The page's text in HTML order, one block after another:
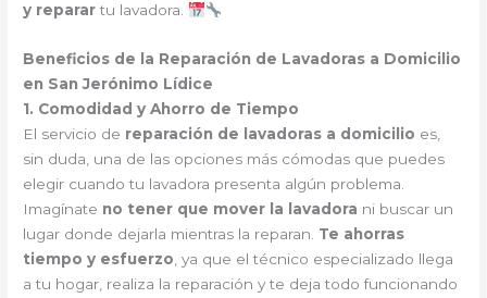
y reparartu lavadora.
Beneficios de la Reparación de Lavadoras a Domicilio
en San Jerónimo Lídice
1. Comodidad y Ahorro de Tiempo
El servicio de reparación de lavadoras a domicilio es,
sin duda, una de las opciones más cómodas que puedes
elegir cuando tu lavadora presenta algún problema.
Imagínate no tener que mover la lavadora ni buscar un
lugar donde dejarla mientras la reparan. Te ahorras
tiempo y esfuerzo , ya que el técnico especializado llega
a tu hogar, realiza la reparación y te deja todo funcionando